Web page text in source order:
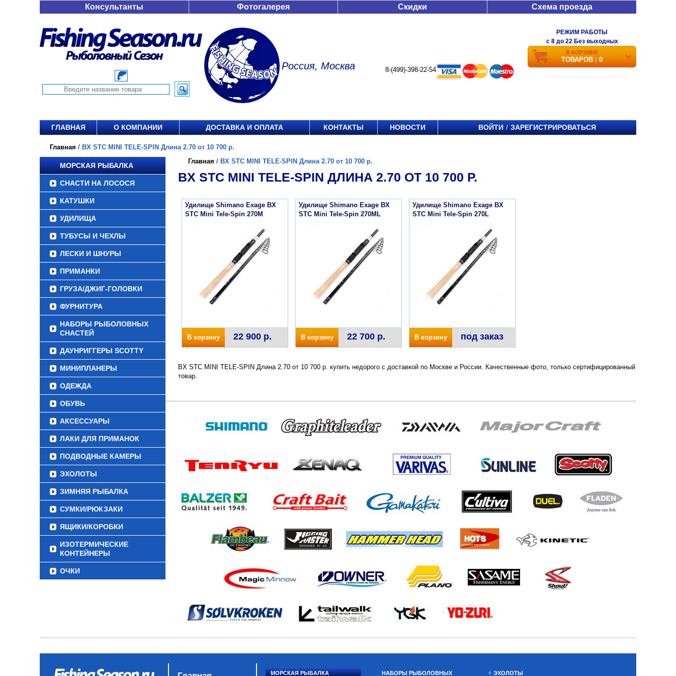
Консультанты Фотогалерея Скидки Схема проезда
Россия, Москва 8-(499)-398-22-54
РЕЖИМ РАБОТЫ
c 8 до 22 Без выходных
В КОРЗИНЕ
ТОВАРОВ : 0
ГЛАВНАЯ О КОМПАНИИ ДОСТАВКА И ОПЛАТА КОНТАКТЫ НОВОСТИ ВОЙТИ / ЗАРЕГИСТРИРОВАТЬСЯ
Главная / BX STC MINI TELE-SPIN Длина 2.70 от 10 700 р.
МОРСКАЯ РЫБАЛКА
СНАСТИ НА ЛОСОСЯ
КАТУШКИ
УДИЛИЩА
ТУБУСЫ И ЧЕХЛЫ
ЛЕСКИ И ШНУРЫ
ПРИМАНКИ
ГРУЗА/ДЖИГ-ГОЛОВКИ
ФУРНИТУРА
НАБОРЫ РЫБОЛОВНЫХ
СНАСТЕЙ
ДАУНРИГГЕРЫ SCOTTY
МИНИПЛАНЕРЫ
ОДЕЖДА
ОБУВЬ
АКСЕССУАРЫ
ЛАКИ ДЛЯ ПРИМАНОК
ПОДВОДНЫЕ КАМЕРЫ
ЭХОЛОТЫ
ЗИМНЯЯ РЫБАЛКА
СУМКИ/РЮКЗАКИ
ЯЩИКИ/КОРОБКИ
ИЗОТЕРМИЧЕСКИЕ
КОНТЕЙНЕРЫ
ОЧКИ
Главная / BX STC MINI TELE-SPIN Длина 2.70 от 10 700 р.
BX STC MINI TELE-SPIN ДЛИНА 2.70 ОТ 10 700 Р.
Удилище Shimano Exage BX
STC Mini Tele-Spin 270M
В корзину 22 900 р.
Удилище Shimano Exage BX
STC Mini Tele-Spin 270ML
В корзину 22 700 р.
Удилище Shimano Exage BX
STC Mini Tele-Spin 270L
В корзину под заказ
BX STC MINI TELE-SPIN Длина 2.70 от 10 700 р. купить недорого с доставкой по Москве и России. Качественные фото, только сертифицированный
товар.
МОРСКАЯ РЫБАЛКА НАБОРЫ РЫБОЛОВНЫХ ЭХОЛОТЫ